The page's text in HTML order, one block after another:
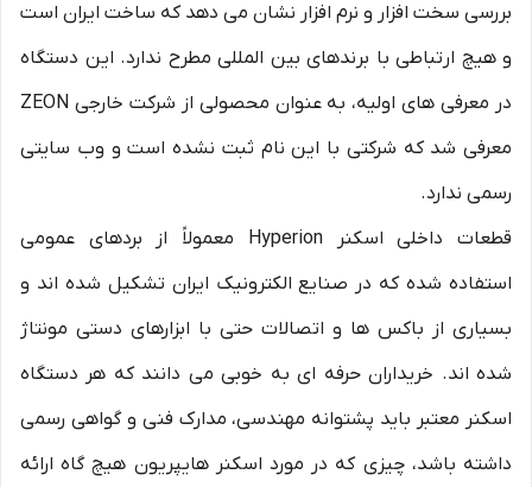
بررسی سخت افزار و نرم افزار نشان می دهد که ساخت ایران است
و هیچ ارتباطی با برندهای بین المللی مطرح ندارد. این دستگاه
در معرفی های اولیه، به عنوان محصولی از شرکت خارجی ZEON
معرفی شد که شرکتی با این نام ثبت نشده است و وب سایتی
رسمی ندارد.
قطعات داخلی اسکنر Hyperion معمولاً از بردهای عمومی
استفاده شده که در صنایع الکترونیک ایران تشکیل شده اند و
بسیاری از باکس ها و اتصالات حتی با ابزارهای دستی مونتاژ
شده اند. خریداران حرفه ای به خوبی می دانند که هر دستگاه
اسکنر معتبر باید پشتوانه مهندسی، مدارک فنی و گواهی رسمی
داشته باشد، چیزی که در مورد اسکنر هایپریون هیچ گاه ارائه